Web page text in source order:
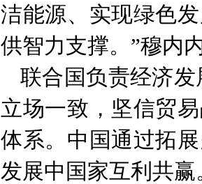
洁能源、实现绿色
供智力支撑。”穆内
联合国负责经济
立场一致，坚信贸
体系。中国通过拓
发展中国家互利共赢